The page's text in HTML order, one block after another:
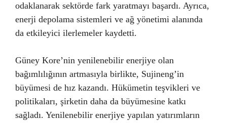
odaklanarak sektörde fark yaratmayı başardı. Ayrıca,
enerji depolama sistemleri ve ağ yönetimi alanında
da etkileyici ilerlemeler kaydetti.
Güney Kore’nin yenilenebilir enerjiye olan
bağımlılığının artmasıyla birlikte, Sujineng’in
büyümesi de hız kazandı. Hükümetin teşvikleri ve
politikaları, şirketin daha da büyümesine katkı
sağladı. Yenilenebilir enerjiye yapılan yatırımların